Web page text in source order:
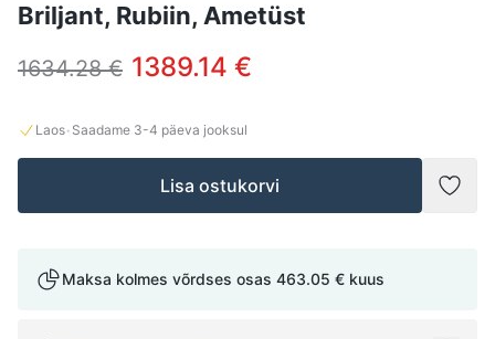
Briljant, Rubiin, Ametüst
1634.28 € 1389.14 €
Laos· Saadame 3-4 päeva jooksul
Lisa ostukorvi
Maksa kolmes võrdses osas 463.05 € kuus